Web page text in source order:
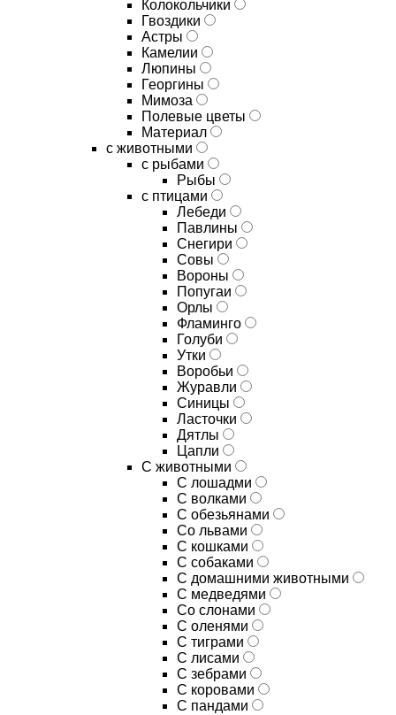
Колокольчики
Гвоздики
Астры
Камелии
Люпины
Георгины
Мимоза
Полевые цветы
Материал
с животными
с рыбами
Рыбы
с птицами
Лебеди
Павлины
Снегири
Совы
Вороны
Попугаи
Орлы
Фламинго
Голуби
Утки
Воробьи
Журавли
Синицы
Ласточки
Дятлы
Цапли
С животными
С лошадми
С волками
С обезьянами
Со львами
С кошками
С собаками
С домашними животными
С медведями
Со слонами
С оленями
С тиграми
С лисами
С зебрами
С коровами
С пандами